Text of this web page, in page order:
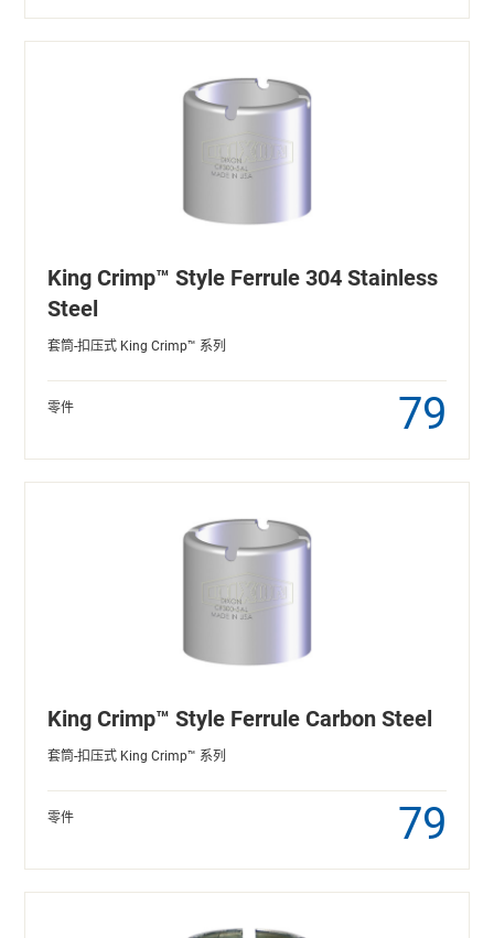
King Crimp™ Style Ferrule 304 Stainless
Steel
套筒-扣压式 King Crimp™ 系列
零件 79
King Crimp™ Style Ferrule Carbon Steel
套筒-扣压式 King Crimp™ 系列
零件 79